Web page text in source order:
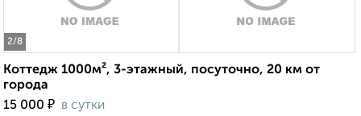
2/8
Коттедж 1000м², 3-этажный, посуточно, 20 км от
города
15 000 ₽ в сутки